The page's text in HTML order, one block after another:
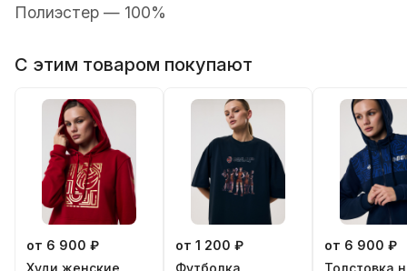
Полиэстер — 100%
С этим товаром покупают
от 6 900 ₽
от 1 200 ₽
от 6 900 ₽